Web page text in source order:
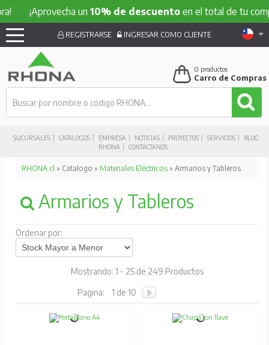
¡Aprovecha un10% de descuentoen el total de tu compra!
SUCURSALES CATÁLOGOS EMPRESA NOTICIAS PROYECTOS SERVICIOS
BLOG
RHONA
CONTÁCTANOS
REGISTRARSE INGRESAR COMO CLIENTE
0 productos
Carro de Compras
RHONA.cl » Catalogo » Materiales Eléctricos» Armarios y Tableros
Armarios y Tableros
Ordenar por:
Mostrando: 1 - 25 de 249 Productos
Pagina: 1 de 10